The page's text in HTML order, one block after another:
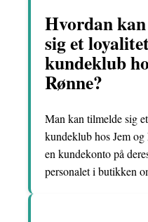
Hvordan
sig et
kundeklub
Rønne?
Man kan tilmelde sig
kundeklub hos Jem
en kundekonto på
personalet i butikken